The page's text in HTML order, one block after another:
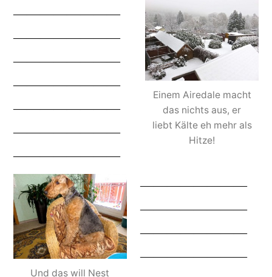
Einem Airedale macht
das nichts aus, er
liebt Kälte eh mehr als
Hitze!
Und das will Nest
————————
————————
————————
————————
————————
————————
————————
————————
————————
————————
————————